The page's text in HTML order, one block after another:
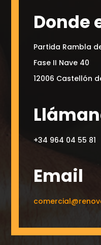
Donde
Partida Rambla
Fase II Nave 40
12006 Castellón
+34 964 04 55 81
Email